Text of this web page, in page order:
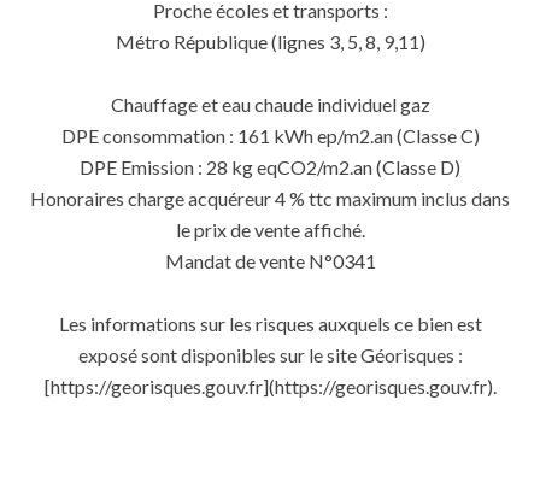
Proche écoles et transports :
Métro République (lignes 3, 5, 8, 9,11)
Chauffage et eau chaude individuel gaz
DPE consommation : 161 kWh ep/m2.an (Classe C)
DPE Emission : 28 kg eqCO2/m2.an (Classe D)
Honoraires charge acquéreur 4 % ttc maximum inclus dans
le prix de vente affiché.
Mandat de vente N°0341
Les informations sur les risques auxquels ce bien est
exposé sont disponibles sur le site Géorisques :
[https://georisques.gouv.fr](https://georisques.gouv.fr).